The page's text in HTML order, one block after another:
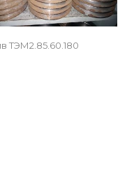
ТЭМ2.85.60.180